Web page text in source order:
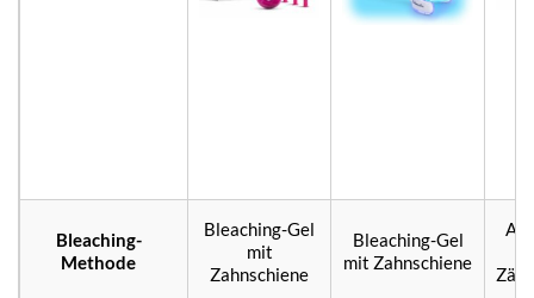
Bleaching-
Methode
Bleaching-Gel
mit
Zahnschiene
Bleaching-Gel
mit Zahnschiene